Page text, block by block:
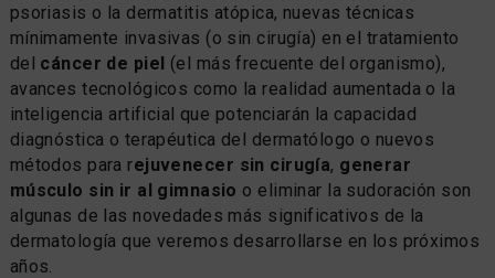
psoriasis o la dermatitis atópica, nuevas técnicas
mínimamente invasivas (o sin cirugía) en el tratamiento
del cáncer de piel (el más frecuente del organismo),
avances tecnológicos como la realidad aumentada o la
inteligencia artificial que potenciarán la capacidad
diagnóstica o terapéutica del dermatólogo o nuevos
métodos para rejuvenecer sin cirugía, generar
músculo sin ir al gimnasio o eliminar la sudoración son
algunas de las novedades más significativos de la
dermatología que veremos desarrollarse en los próximos
años.